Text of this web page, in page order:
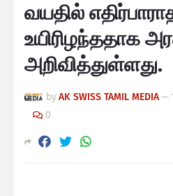
வயதில்
உயிரிழந்ததாக
அறிவித்துள்ளது.
byAK SWISS TAMIL MEDIA—
0